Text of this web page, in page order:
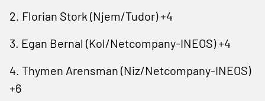
2. Florian Stork (Njem/Tudor) +4
3. Egan Bernal (Kol/Netcompany-INEOS) +4
4. Thymen Arensman (Niz/Netcompany-INEOS)
+6